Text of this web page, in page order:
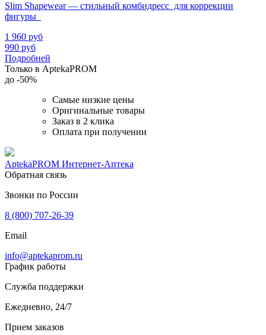
Slim Shapewear — стильный комбидресс для коррекции
фигуры
1 960 руб
990 руб
Подробней
Только в AptekaPROM
до -50%
Самые низкие цены
Оригинальные товары
Заказ в 2 клика
Оплата при получении
AptekaPROM Интернет-Аптека
Обратная связь
Звонки по России
8 (800) 707-26-39
Email
info@aptekaprom.ru
График работы
Служба поддержки
Ежедневно, 24/7
Прием заказов